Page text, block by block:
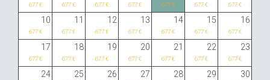
677 € 677 € 677 € 677 € 677 € 677 € 677 €
10 11 12 13 14 15 16
677 € 677 € 677 € 677 € 677 € 677 € 677 €
17 18 19 20 21 22 23
677 € 677 € 677 € 677 € 677 € 677 € 677 €
24 25 26 27 28 29 30